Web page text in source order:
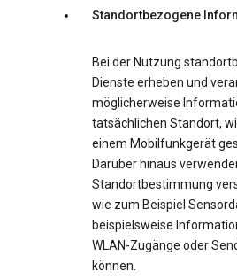
Standortbezogene
Bei der Nutzung
Dienste erheben und
möglicherweise
tatsächlichen Standort,
einem Mobilfunkgerät
Darüber hinaus
Standortbestimmung
wie zum Beispiel
beispielsweise
WLAN-Zugänge oder
können.